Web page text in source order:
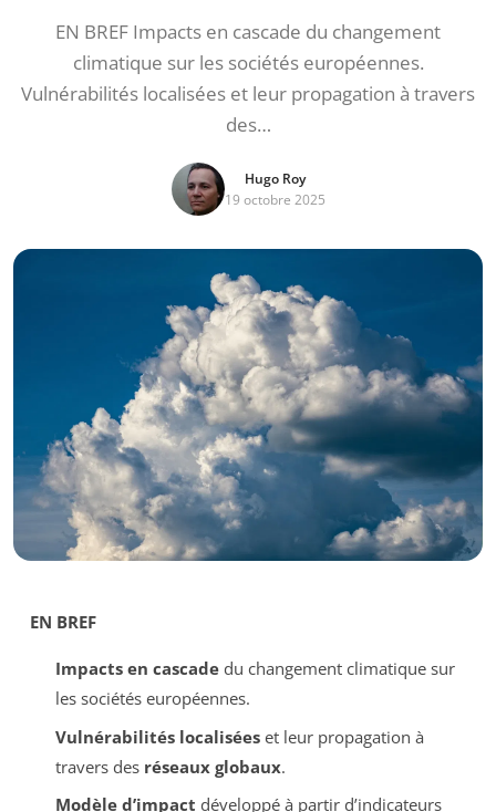
EN BREF Impacts en cascade du changement
climatique sur les sociétés européennes.
Vulnérabilités localisées et leur propagation à travers
des…
Hugo Roy
19 octobre 2025
EN BREF
Impacts en cascadedu changement climatique sur
les sociétés européennes.
Vulnérabilités localiséeset leur propagation à
travers des réseaux globaux.
Modèle d’impact développé à partir d’indicateurs